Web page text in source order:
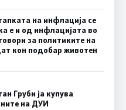
на инфлација се
е и од инфлацијата во
за политиките на
кон подобар животен
Груби ја купува
на ДУИ